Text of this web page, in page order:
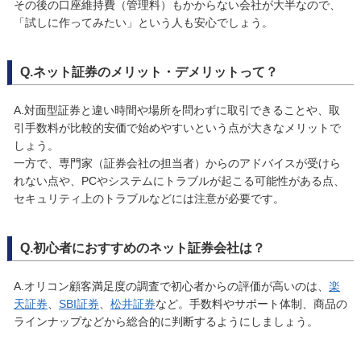
その後の口座維持費（管理料）もかからない会社が大半なので、
「試しに作ってみたい」という人も安心でしょう。
Q.ネット証券のメリット・デメリットって？
A.対面型証券と違い時間や場所を問わずに取引できることや、取
引手数料が比較的安価で始めやすいという点が大きなメリットで
しょう。
一方で、専門家（証券会社の担当者）からのアドバイスが受けら
れない点や、PCやシステムにトラブルが起こる可能性がある点、
セキュリティ上のトラブルなどには注意が必要です。
Q.初心者におすすめのネット証券会社は？
A.オリコン顧客満足度の調査で初心者からの評価が高いのは、 楽
天証券
SBI証券 松井証券など。手数料やサポート体制、商品の
ラインナップなどから総合的に判断するようにしましょう。